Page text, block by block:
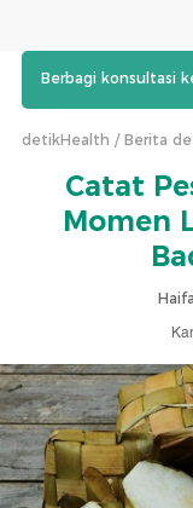
Berbagi konsultasi
detikHealth Berita
Catat
Momen